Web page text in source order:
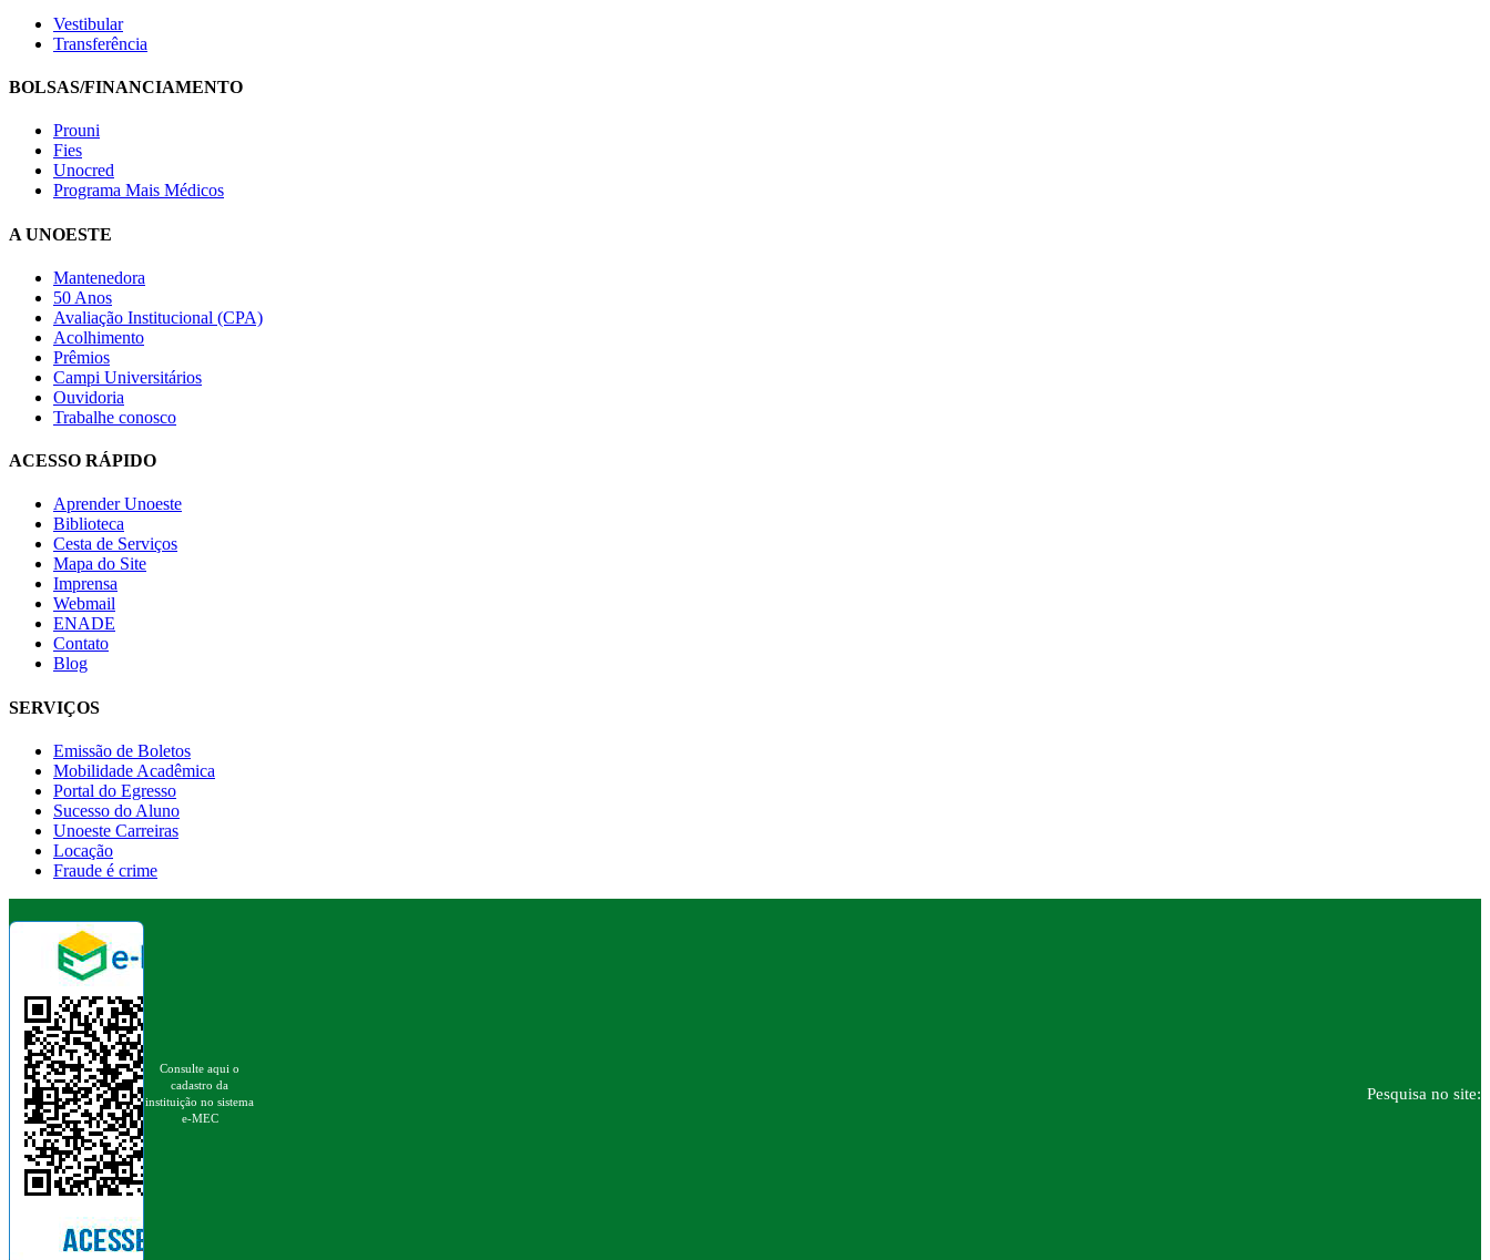
Vestibular
Transferência
BOLSAS/FINANCIAMENTO
Prouni
Fies
Unocred
Programa Mais Médicos
A UNOESTE
Mantenedora
50 Anos
Avaliação Institucional (CPA)
Acolhimento
Prêmios
Campi Universitários
Ouvidoria
Trabalhe conosco
ACESSO RÁPIDO
Aprender Unoeste
Biblioteca
Cesta de Serviços
Mapa do Site
Imprensa
Webmail
ENADE
Contato
Blog
SERVIÇOS
Emissão de Boletos
Mobilidade Acadêmica
Portal do Egresso
Sucesso do Aluno
Unoeste Carreiras
Locação
Fraude é crime
Consulte aqui o
cadastro da
instituição no sistema
e-MEC
Pesquisa no site: